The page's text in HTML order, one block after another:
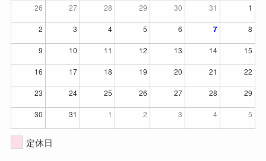
26 27 28 29 30 31 1
2 3 4 5 6 7 8
9 10 11 12 13 14 15
16 17 18 19 20 21 22
23 24 25 26 27 28 29
30 31 1 2 3 4 5
定休日